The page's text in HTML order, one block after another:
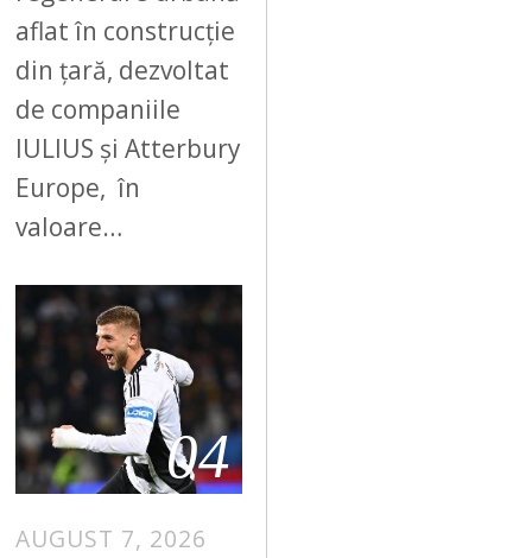
aflat în construcție
din țară, dezvoltat
de companiile
IULIUS și Atterbury
Europe, în
valoare…
04
AUGUST 7, 2026